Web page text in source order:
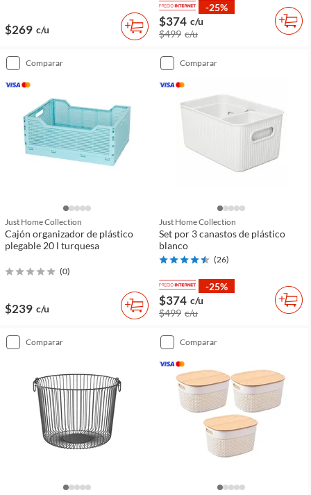
$269 c/u
-25%
$374 c/u
$499 c/u
comparar
Just Home Collection
Cajón organizador de plástico
plegable 20 l turquesa
(0)
$239 c/u
comparar
Just Home Collection
Set por 3 canastos de plástico
blanco
(26)
-25%
$374 c/u
$499 c/u
comparar comparar